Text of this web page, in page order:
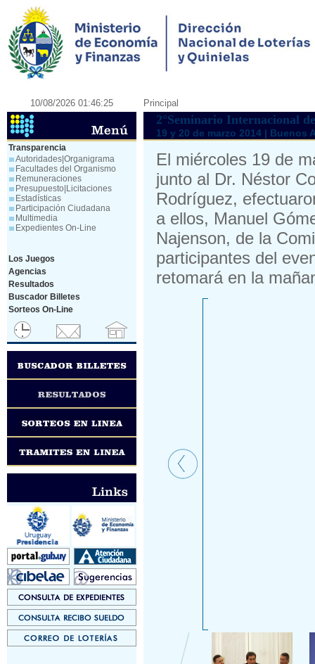
10/08/2026 01:46:25 Principal
Transparencia
Autoridades|Organigrama
Facultades del Organismo
Remuneraciones
Presupuesto|Licitaciones
Estadísticas
Participación Ciudadana
Multimedia
Expedientes On-Line
Los Juegos
Agencias
Resultados
Buscador Billetes
Sorteos On-Line
2°Seminario Internacional
19 y 20 de marzo 2014 | Buenos
El miércoles 19 de
junto al Dr. Néstor
Rodríguez,
a ellos, Manuel
Najenson, de la
participantes del
retomará en la